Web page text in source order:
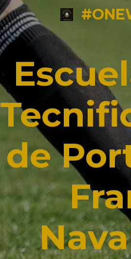
Ir
al
contenido
principal
de